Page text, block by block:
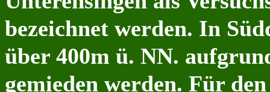
bezeichnet werden. In
über 400m ü. NN.
gemieden werden. Für